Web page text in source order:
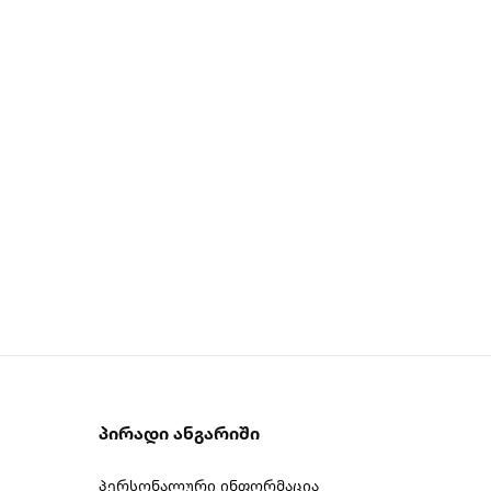
Პირადი Ანგარიში
პერსონალური ინფორმაცია